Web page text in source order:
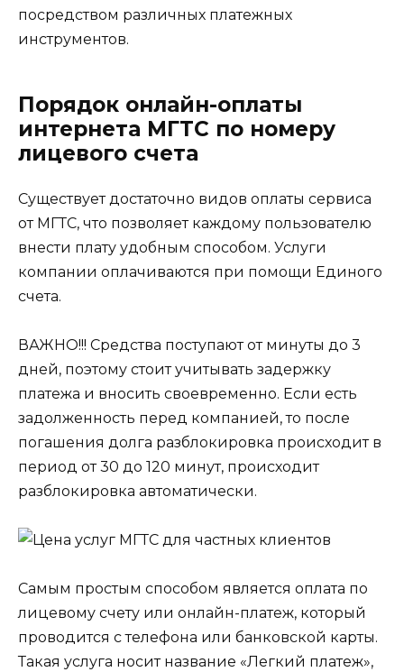
посредством различных платежных
инструментов.
Порядок онлайн-оплаты
интернета МГТС по номеру
лицевого счета
Существует достаточно видов оплаты сервиса
от МГТС, что позволяет каждому пользователю
внести плату удобным способом. Услуги
компании оплачиваются при помощи Единого
счета.
ВАЖНО!!! Средства поступают от минуты до 3
дней, поэтому стоит учитывать задержку
платежа и вносить своевременно. Если есть
задолженность перед компанией, то после
погашения долга разблокировка происходит в
период от 30 до 120 минут, происходит
разблокировка автоматически.
Самым простым способом является оплата по
лицевому счету или онлайн-платеж, который
проводится с телефона или банковской карты.
Такая услуга носит название «Легкий платеж»,